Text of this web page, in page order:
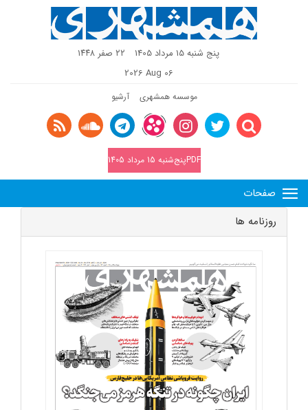
پنج شنبه 15 مرداد 1405
٢٢ صفر ١٤٤٨
2026 Aug 06
موسسه همشهری آرشیو
PDFپنج‌شنبه 15 مرداد 1405
صفحات
روزنامه ها